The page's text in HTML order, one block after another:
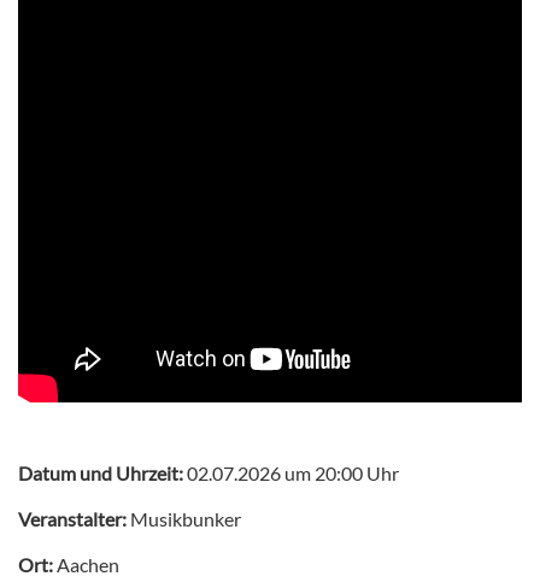
Datum und Uhrzeit:02.07.2026 um 20:00 Uhr
Veranstalter: Musikbunker
Ort:Aachen